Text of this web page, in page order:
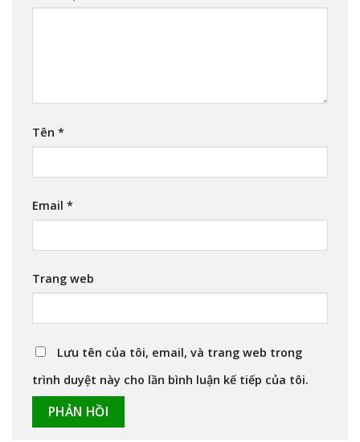
Tên *
Email *
Trang web
Lưu tên của tôi, email, và trang web trong
trình duyệt này cho lần bình luận kế tiếp của tôi.